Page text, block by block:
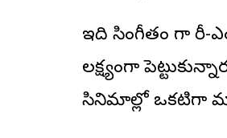
ఇది సింగీతం గారి
లక్ష్యంగా
సినిమాల్లో ఒకటిగా